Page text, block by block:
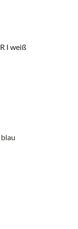
I weiß